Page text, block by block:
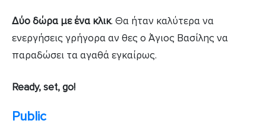
Δύο δώρα με ένα κλικ. Θα ήταν καλύτερα να
ενεργήσεις γρήγορα αν θες ο Άγιος Βασίλης να
παραδώσει τα αγαθά εγκαίρως.
Ready, set, go!
Public